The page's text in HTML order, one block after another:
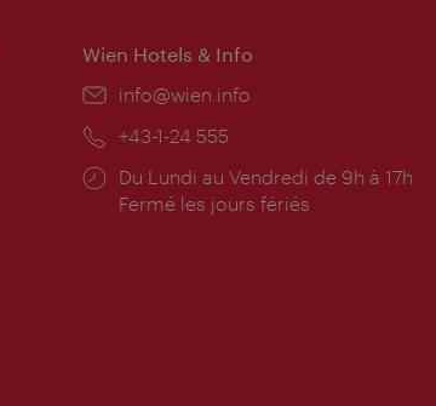
Wien Hotels & Info
E-
info@wien.info
Téléphone:
+43-1-24 555
Horaires
d'ouverture:
Du Lundi au Vendredi de 9h à 17h
Fermé les jours fériés